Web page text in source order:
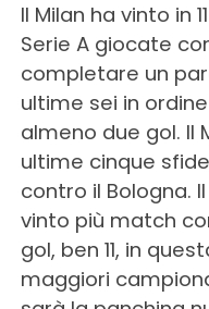
Il Milan ha vinto in
Serie A giocate
completare un
ultime sei in
almeno due gol. Il
ultime cinque
contro il Bologna.
vinto più match
gol, ben 11, in
maggiori